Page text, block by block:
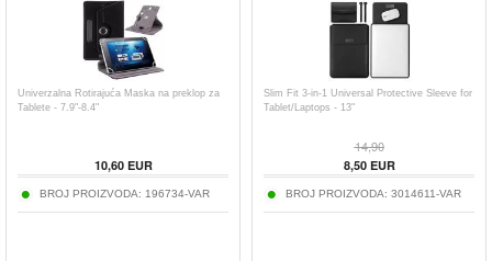
Univerzalna Rotirajuća Maska na preklop za
Tablete - 7.9"-8.4"
10,60EUR
BROJ PROIZVODA: 196734-VAR
Slim Fit 3-in-1 Universal Protective Sleeve for
Tablet/Laptops - 13"
14,90
8,50EUR
BROJ PROIZVODA: 3014611-VAR